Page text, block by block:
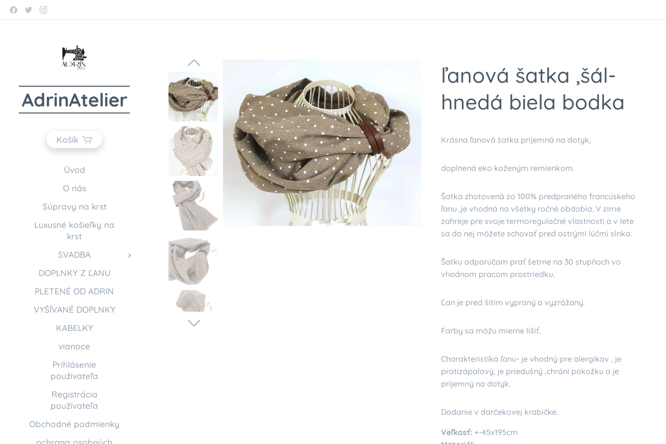
AdrinAtelier
Košík
Úvod
O nás
Súpravy na krst
Luxusné košieľky na
krst
SVADBA
DOPLNKY Z ĽANU
PLETENÉ OD ADRIN
VYŠÍVANÉ DOPLNKY
KABELKY
vianoce
Prihlásenie
používateľa
Registrácia
používateľa
Obchodné podmienky
ľanová šatka ,šál-
hnedá biela bodka
Krásna ľanová šatka príjemná na dotyk,
doplnená eko koženým remienkom.
Šatka zhotovená zo 100% predpraného francúskeho
ľanu ,je vhodná na všetky ročné obdobia. V zime
zahreje pre svoje termoregulačné vlastnosti a v lete
sa do nej môžete schovať pred ostrými lúčmi slnka.
Šatku odporúčam prať šetrne na 30 stupňoch vo
vhodnom pracom prostriedku.
Ľan je pred šitím vypraný a vyzrážaný.
Farby sa môžu mierne líšiť.
Charakteristika ľanu- je vhodný pre alergikov , je
protizápalový, je priedušný ,chráni pokožku a je
príjemný na dotyk.
Dodanie v darčekovej krabičke.
Veľkosť: +-45x195cm